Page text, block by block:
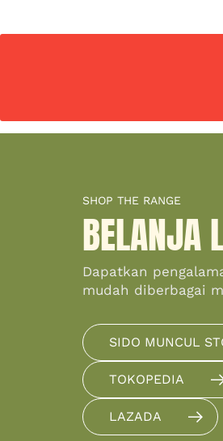
SHOP THE RANGE
BELANJA
Dapatkan
mudah diberbagai
SIDO MUNCUL
TOKOPEDIA
LAZADA